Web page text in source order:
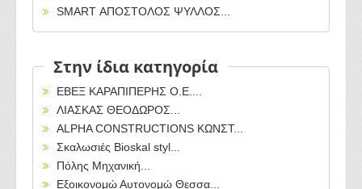
SMART ΑΠΟΣΤΟΛΟΣ ΨΥΛΛΟΣ...
Στην ίδια κατηγορία
ΕΒΕΞ ΚΑΡΑΠΙΠΕΡΗΣ Ο.Ε....
ΛΙΑΣΚΑΣ ΘΕΟΔΩΡΟΣ...
ALPHA CONSTRUCTIONS KΩΝΣΤ...
Σκαλωσιές Bioskal styl...
Πόλης Μηχανική...
Εξοικονομώ Αυτονομώ Θεσσα...